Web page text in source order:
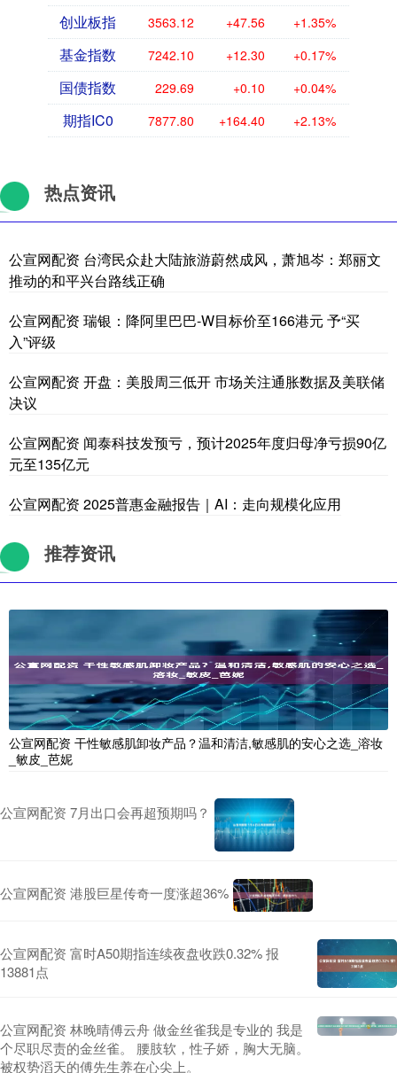
创业板指 3563.12 +47.56 +1.35%
基金指数 7242.10 +12.30 +0.17%
国债指数 229.69 +0.10 +0.04%
期指IC0 7877.80 +164.40 +2.13%
热点资讯
公宣网配资 台湾民众赴大陆旅游蔚然成风，萧旭岑：郑丽文
推动的和平兴台路线正确
公宣网配资 瑞银：降阿里巴巴-W目标价至166港元 予“买
入”评级
公宣网配资 开盘：美股周三低开 市场关注通胀数据及美联储
决议
公宣网配资 闻泰科技发预亏，预计2025年度归母净亏损90亿
元至135亿元
公宣网配资 2025普惠金融报告｜AI：走向规模化应用
推荐资讯
公宣网配资 干性敏感肌卸妆产品？温和清洁,敏感肌的安心之选_溶妆
_敏皮_芭妮
公宣网配资 7月出口会再超预期吗？
公宣网配资 港股巨星传奇一度涨超36%
公宣网配资 富时A50期指连续夜盘收跌0.32% 报
13881点
公宣网配资 林晚晴傅云舟 做金丝雀我是专业的 我是
个尽职尽责的金丝雀。 腰肢软，性子娇，胸大无脑。
被权势滔天的傅先生养在心尖上。